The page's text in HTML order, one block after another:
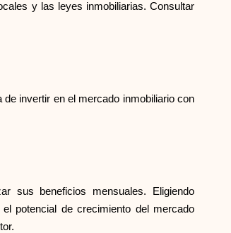
y las leyes inmobiliarias. Consultar
invertir en el mercado inmobiliario con
sus beneficios mensuales. Eligiendo
potencial de crecimiento del mercado